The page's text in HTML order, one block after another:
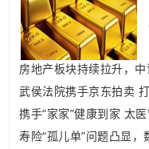
房地产板块持续拉升，
武侯法院携手京东拍卖
携手“家家”健康到家 太
寿险“孤儿单”问题凸显，